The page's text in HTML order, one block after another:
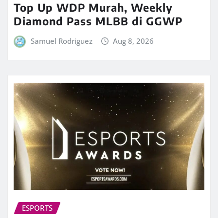
Top Up WDP Murah, Weekly
Diamond Pass MLBB di GGWP
Samuel Rodriguez Aug 8, 2026
ESPORTS